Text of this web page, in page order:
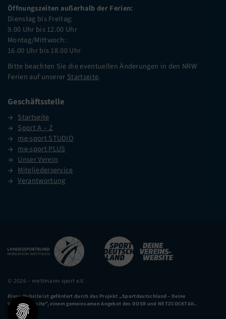
Öffnungszeiten außerhalb der Ferien:
Dienstag bis Freitag:
9.00 Uhr bis 12.00 Uhr
Montag/Mittwoch:
16.00 Uhr bis 18.00 Uhr
Bitte beachten Sie die eventuellen Änderungen in den NRW
Ferien auf unserer Startseite.
Geschäftsstelle
Startseite
Sport A – Z
me-sport STUDIO
me-sport PLUS
Unser Verein
Mitgliederservice
Verantwortung
© 2026 – mettmann-sport e.V.
Diese Website ist gefördert durch das Projekt „Sportdeutschland – Deine
Vereinswebsite”, einem gemeinsamen Angebot des DOSB und NETZCOCKTAIL.